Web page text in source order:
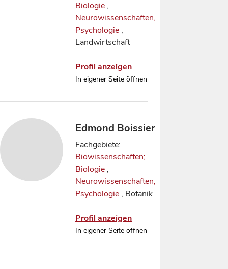
Biologie ,
Neurowissenschaften,
Psychologie ,
Landwirtschaft
Profil anzeigen
In eigener Seite öffnen
Edmond Boissier
Fachgebiete:
Biowissenschaften;
Biologie ,
Neurowissenschaften,
Psychologie , Botanik
Profil anzeigen
In eigener Seite öffnen